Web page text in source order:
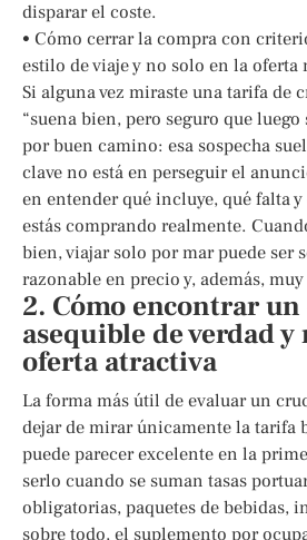
disparar el coste.
• Cómo cerrar la compra con
estilo de viaje y no solo en la oferta
Si alguna vez miraste una tarifa de
“suena bien, pero seguro que
por buen camino: esa sospecha
clave no está en perseguir el
en entender qué incluye, qué falta
estás comprando realmente.
bien, viajar solo por mar puede ser
razonable en precio y, además,
2. Cómo encontrar
asequible de verdad y
oferta atractiva
La forma más útil de evaluar un
dejar de mirar únicamente la tarifa
puede parecer excelente en la
serlo cuando se suman tasas
obligatorias, paquetes de bebidas,
sobre todo, el suplemento por